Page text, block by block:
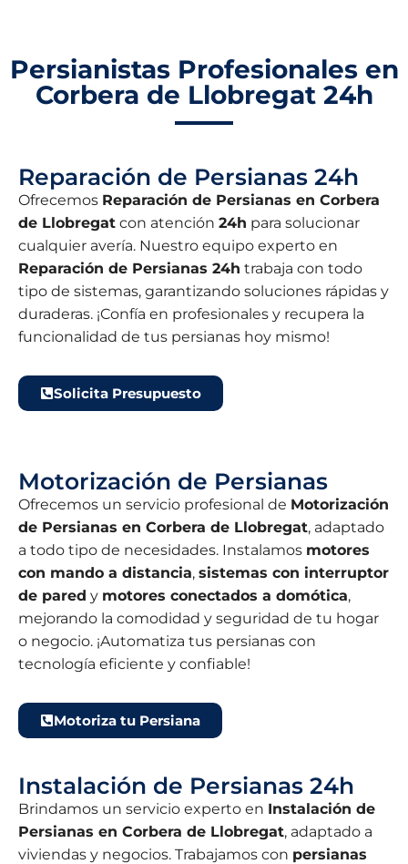
Persianistas Profesionales en
Corbera de Llobregat 24h
Reparación de Persianas 24h
Ofrecemos Reparación de Persianas en Corbera
de Llobregat con atención 24h para solucionar
cualquier avería. Nuestro equipo experto en
Reparación de Persianas 24h trabaja con todo
tipo de sistemas, garantizando soluciones rápidas y
duraderas. ¡Confía en profesionales y recupera la
funcionalidad de tus persianas hoy mismo!
Solicita Presupuesto
Motorización de Persianas
Ofrecemos un servicio profesional de Motorización
de Persianas en Corbera de Llobregat, adaptado
a todo tipo de necesidades. Instalamos motores
con mando a distancia, sistemas con interruptor
de pared y motores conectados a domótica,
mejorando la comodidad y seguridad de tu hogar
o negocio. ¡Automatiza tus persianas con
tecnología eficiente y confiable!
Motoriza tu Persiana
Instalación de Persianas 24h
Brindamos un servicio experto en Instalación de
Persianas en Corbera de Llobregat, adaptado a
viviendas y negocios. Trabajamos con persianas